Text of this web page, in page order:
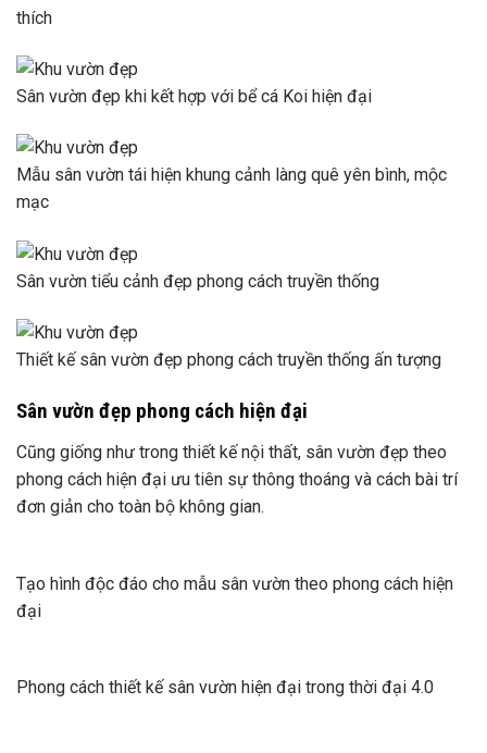
thích
Sân vườn đẹp khi kết hợp với bể cá Koi hiện đại
Mẫu sân vườn tái hiện khung cảnh làng quê yên bình, mộc
mạc
Sân vườn tiểu cảnh đẹp phong cách truyền thống
Thiết kế sân vườn đẹp phong cách truyền thống ấn tượng
Sân vườn đẹp phong cách hiện đại
Cũng giống như trong thiết kế nội thất, sân vườn đẹp theo
phong cách hiện đại ưu tiên sự thông thoáng và cách bài trí
đơn giản cho toàn bộ không gian.
Tạo hình độc đáo cho mẫu sân vườn theo phong cách hiện
đại
Phong cách thiết kế sân vườn hiện đại trong thời đại 4.0